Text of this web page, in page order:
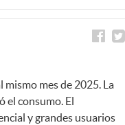
mismo mes de 2025. La
el consumo. El
y grandes usuarios